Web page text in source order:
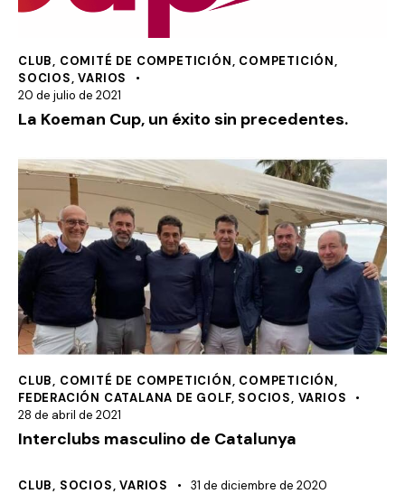
CLUB, COMITÉ DE COMPETICIÓN, COMPETICIÓN,
SOCIOS,VARIOS
20 de julio de 2021
La Koeman Cup, un éxito sin precedentes.
CLUB, COMITÉ DE COMPETICIÓN, COMPETICIÓN,
FEDERACIÓN CATALANA DE GOLF, SOCIOS, VARIOS
28 de abril de 2021
Interclubs masculino de Catalunya
CLUB, SOCIOS,VARIOS 31 de diciembre de 2020